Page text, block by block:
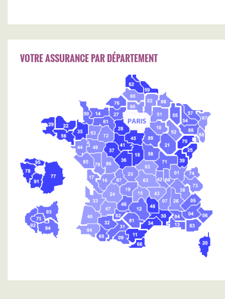
VOTRE ASSURANCE PAR DÉPARTEMENT